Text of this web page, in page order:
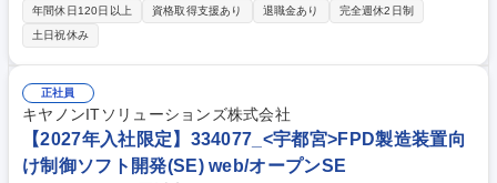
等に対して、ポンプやバルブなどの自社および他社製品を提案します。基
本的にはルート営業となっております。 【入社後】先輩社員のもと、OJT
スタイルで仕事の進め方や提案方法を学びます。1人につき15～20社程度
のアクティブ顧客を担当し、自社開発しているオリジナル製品と、幅広い
メーカー製品の中から、お客様のニーズに合わせた提案を行います。最適
な商品の仕入先選定、価格交渉、納品までの全てを行う為、裁量権がとて
も大きいです。達成率等でインセンティブもあり、頑張り次第で年収も上
げれるなど、評価体制も整っています 募集職種 宇都宮【商社営業】建物
に必須の設備の為、景気に左右されない安定経営！
年間休日120日以上 資格取得支援あり 退職金あり
完全週休2日制
土日祝休み
正社員
キヤノンITソリューションズ株式会社
【2027年入社限定】334077_<宇都宮>FPD製造装置向
け制御ソフト開発(SE) web/オープンSE